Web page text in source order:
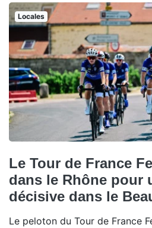
Locales
Le Tour de France
dans le Rhône pour
décisive dans le
Le peloton du Tour de France